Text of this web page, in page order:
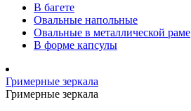
В багете
Овальные напольные
Овальные в металлической раме
В форме капсулы
Гримерные зеркала
Гримерные зеркала